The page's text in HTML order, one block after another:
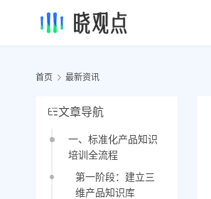
首页 最新资讯
文章导航
一、标准化产品知识
培训全流程
第一阶段：建立三
维产品知识库